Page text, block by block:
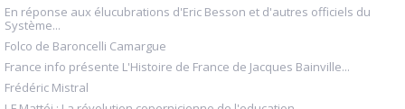
En réponse aux élucubrations d'Eric Besson et d'autres officiels du
Système...
Folco de Baroncelli Camargue
France info présente L'Histoire de France de Jacques Bainville...
Frédéric Mistral